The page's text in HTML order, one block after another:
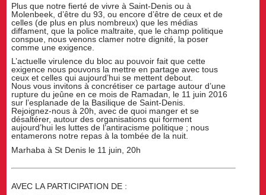
Plus que notre fierté de vivre à Saint-Denis ou à
Molenbeek, d’être du 93, ou encore d’être de ceux et de
celles (de plus en plus nombreux) que les médias
diffament, que la police maltraite, que le champ politique
conspue, nous venons clamer notre dignité, la poser
comme une exigence.
L’actuelle virulence du bloc au pouvoir fait que cette
exigence nous pouvons la mettre en partage avec tous
ceux et celles qui aujourd’hui se mettent debout.
Nous vous invitons à concrétiser ce partage autour d’une
rupture du jeûne en ce mois de Ramadan, le 11 juin 2016
sur l’esplanade de la Basilique de Saint-Denis.
Rejoignez-nous à 20h, avec de quoi manger et se
désaltérer, autour des organisations qui forment
aujourd’hui les luttes de l’antiracisme politique ; nous
entamerons notre repas à la tombée de la nuit.
Marhaba à St Denis le 11 juin, 20h
AVEC LA PARTICIPATION DE :